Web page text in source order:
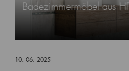
Badezimmermöbel aus
10. 06. 2025